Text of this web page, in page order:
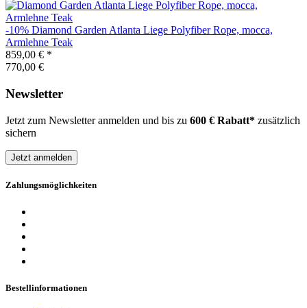
-10% Diamond Garden Atlanta Liege Polyfiber Rope, mocca,
Armlehne Teak
859,00 € *
770,00 €
Newsletter
Jetzt zum Newsletter anmelden und bis zu 600 € Rabatt* zusätzlich
sichern
Jetzt anmelden
Zahlungsmöglichkeiten
Bestellinformationen